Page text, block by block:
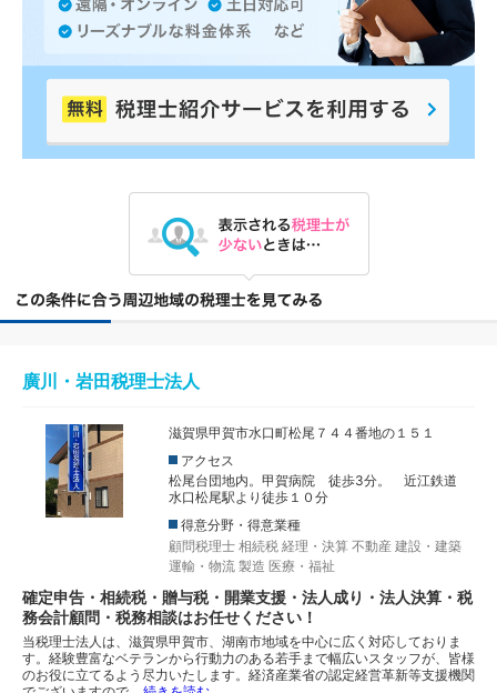
廣川・岩田税理士法人
滋賀県甲賀市水口町松尾７４４番地の１５１
アクセス
松尾台団地内。甲賀病院 徒歩3分。 近江鉄道
水口松尾駅より徒歩１０分
得意分野・得意業種
顧問税理士 相続税 経理・決算 不動産 建設・建築
運輸・物流 製造 医療・福祉
確定申告・相続税・贈与税・開業支援・法人成り・法人決算・税
務会計顧問・税務相談はお任せください！
当税理士法人は、滋賀県甲賀市、湖南市地域を中心に広く対応しておりま
す。経験豊富なベテランから行動力のある若手まで幅広いスタッフが、皆様
のお役に立てるよう尽力いたします。経済産業省の認定経営革新等支援機関